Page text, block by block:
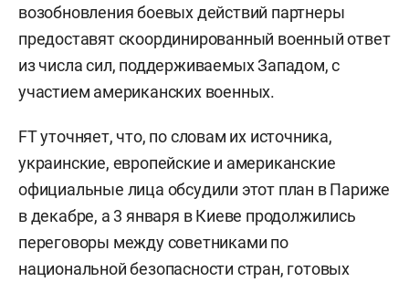
возобновления боевых действий партнеры
предоставят скоординированный военный ответ
из числа сил, поддерживаемых Западом, с
участием американских военных.
FT уточняет, что, по словам их источника,
украинские, европейские и американские
официальные лица обсудили этот план в Париже
в декабре, а 3 января в Киеве продолжились
переговоры между советниками по
национальной безопасности стран, готовых